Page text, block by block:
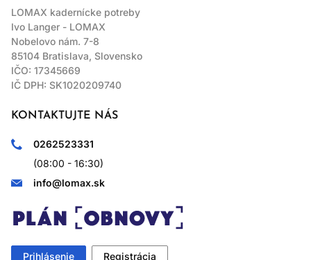
LOMAX kadernícke potreby
Ivo Langer - LOMAX
Nobelovo nám. 7-8
85104 Bratislava, Slovensko
IČO: 17345669
IČ DPH: SK1020209740
KONTAKTUJTE NÁS
0262523331
(08:00 - 16:30)
info@lomax.sk
Prihlásenie Registrácia